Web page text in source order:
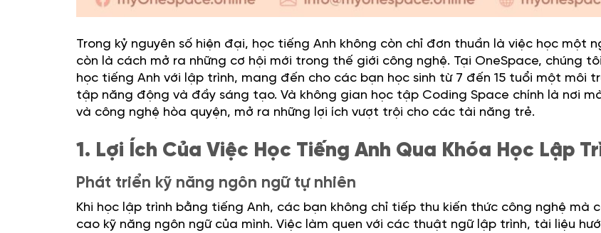
Trong kỷ nguyên số hiện đại, học tiếng Anh không còn chỉ đơn thuần là việc học một
còn là cách mở ra những cơ hội mới trong thế giới công nghệ. Tại OneSpace, chúng
học tiếng Anh với lập trình, mang đến cho các bạn học sinh từ 7 đến 15 tuổi một môi
tập năng động và đầy sáng tạo. Và không gian học tập Coding Space chính là nơi
và công nghệ hòa quyện, mở ra những lợi ích vượt trội cho các tài năng trẻ.
1. Lợi Ích Của Việc Học Tiếng Anh Qua Khóa Học Lập
Phát triển kỹ năng ngôn ngữ tự nhiên
Khi học lập trình bằng tiếng Anh, các bạn không chỉ tiếp thu kiến thức công nghệ mà
cao kỹ năng ngôn ngữ của mình. Việc làm quen với các thuật ngữ lập trình, tài liệu